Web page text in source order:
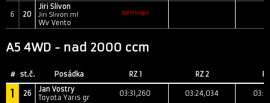
6 20
Jiri Slivon
Jiri Slivon ml
Wv Vento
Odstoupil
A5 4WD - nad 2000 ccm
# st.č. Posádka RZ 1 RZ 2
1 26
Jan Vostry
Toyota Yaris gr
03:31,260 03:24,034